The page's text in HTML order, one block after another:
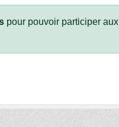
pour pouvoir participer aux